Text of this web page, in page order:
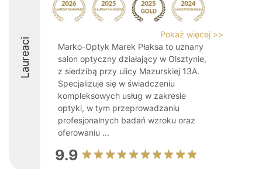
Laureaci
Pokaż więcej >>
Marko-Optyk Marek Płaksa to uznany
salon optyczny działający w Olsztynie,
z siedzibą przy ulicy Mazurskiej 13A.
Specjalizuje się w świadczeniu
kompleksowych usług w zakresie
optyki, w tym przeprowadzaniu
profesjonalnych badań wzroku oraz
oferowaniu ...
9.9